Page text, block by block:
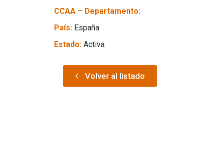
CCAA – Departamento:
País: España
Estado: Activa
Volver al listado